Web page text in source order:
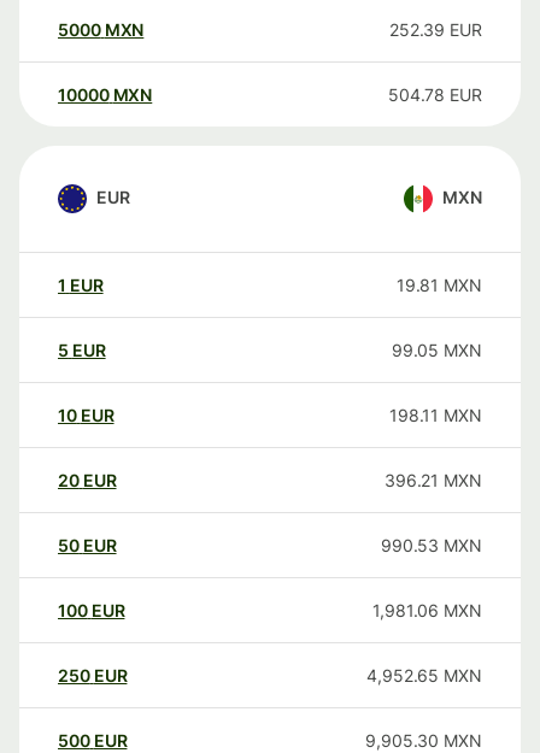
5000 MXN 252.39 EUR
10000 MXN 504.78 EUR
EUR MXN
1 EUR 19.81 MXN
5 EUR 99.05 MXN
10 EUR 198.11 MXN
20 EUR 396.21 MXN
50 EUR 990.53 MXN
100 EUR 1,981.06 MXN
250 EUR 4,952.65 MXN
500 EUR 9,905.30 MXN